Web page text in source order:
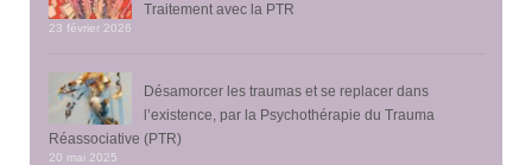
Traitement avec la PTR
23 février 2026
Désamorcer les traumas et se replacer dans
l’existence, par la Psychothérapie du Trauma
Réassociative (PTR)
20 mai 2025